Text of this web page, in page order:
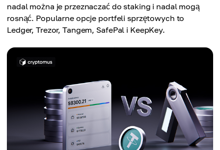
nadal można je przeznaczać do staking i nadal mogą
rosnąć. Popularne opcje portfeli sprzętowych to
Ledger, Trezor, Tangem, SafePal i KeepKey.